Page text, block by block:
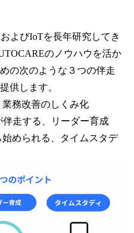
よびIoTを長年研究してき
のノウハウを活か
の次のような３つの伴走
供します。
務改善のしくみ化
伴走する、リーダー育成
始められる、タイムスタデ